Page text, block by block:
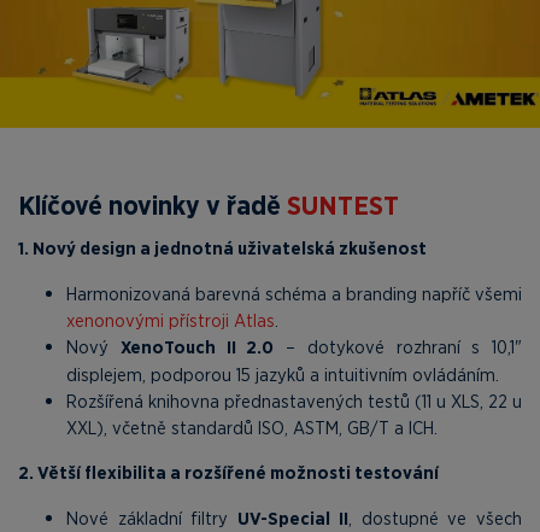
Klíčové novinky v řadě SUNTEST
1. Nový design a jednotná uživatelská zkušenost
Harmonizovaná barevná schéma a branding napříč všemi
xenonovými přístroji Atlas
Nový XenoTouch II 2.0 – dotykové rozhraní s 10,1"
displejem, podporou 15 jazyků a intuitivním ovládáním.
Rozšířená knihovna přednastavených testů (11 u XLS, 22 u
XXL), včetně standardů ISO, ASTM, GB/T a ICH.
2. Větší flexibilita a rozšířené možnosti testování
Nové základní filtry UV-Special II , dostupné ve všech